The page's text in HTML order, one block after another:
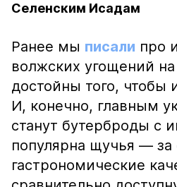
Селенским Исадам
Ранее мы писали про
волжских угощений
достойны того, чтобы
И, конечно, главным
станут бутерброды с
популярна щучья — за
гастрономические